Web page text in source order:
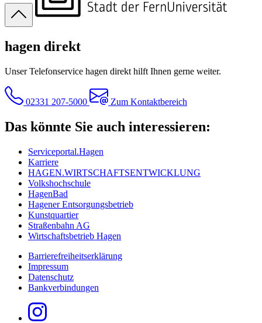
hagen direkt
Unser Telefonservice hagen direkt hilft Ihnen gerne weiter.
02331 207-5000 Zum Kontaktbereich
Das könnte Sie auch interessieren:
Serviceportal.Hagen
Karriere
HAGEN.WIRTSCHAFTSENTWICKLUNG
Volkshochschule
HagenBad
Hagener Entsorgungsbetrieb
Kunstquartier
Straßenbahn AG
Wirtschaftsbetrieb Hagen
Barrierefreiheitserklärung
Impressum
Datenschutz
Bankverbindungen